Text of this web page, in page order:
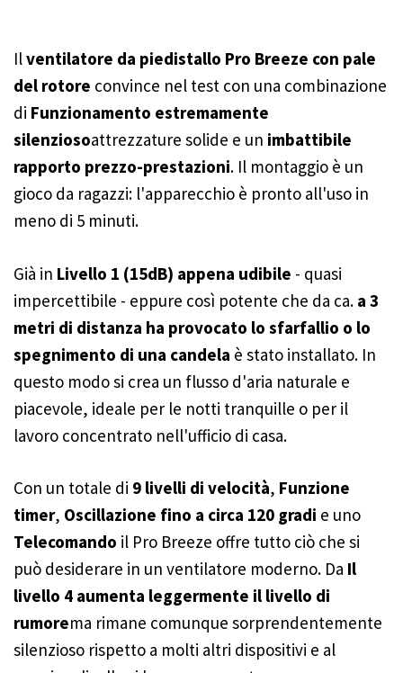
Ilventilatore da piedistallo Pro Breeze con pale
del rotore convince nel test con una combinazione
di Funzionamento estremamente
silenziosoattrezzature solide e un imbattibile
rapporto prezzo-prestazioni. Il montaggio è un
gioco da ragazzi: l'apparecchio è pronto all'uso in
meno di 5 minuti.
Già in Livello 1 (15dB) appena udibile - quasi
impercettibile - eppure così potente che da ca. a 3
metri di distanza ha provocato lo sfarfallio o lo
spegnimento di una candela è stato installato. In
questo modo si crea un flusso d'aria naturale e
piacevole, ideale per le notti tranquille o per il
lavoro concentrato nell'ufficio di casa.
Con un totale di 9 livelli di velocità, Funzione
timer, Oscillazione fino a circa 120 gradi e uno
Telecomando il Pro Breeze offre tutto ciò che si
può desiderare in un ventilatore moderno. Da Il
livello 4 aumenta leggermente il livello di
rumorema rimane comunque sorprendentemente
silenzioso rispetto a molti altri dispositivi e al